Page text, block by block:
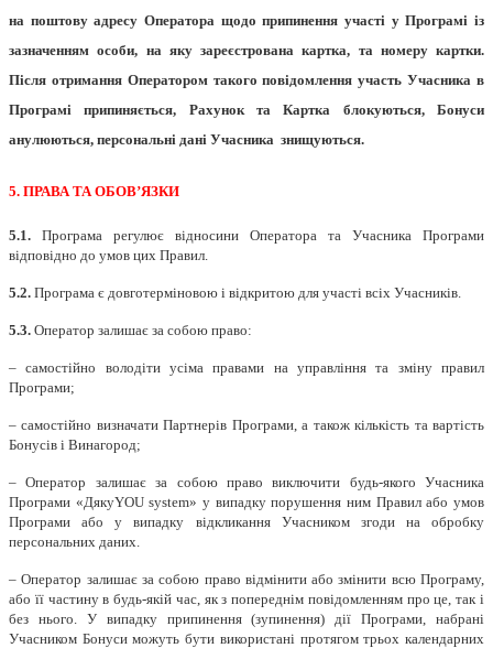
на поштову адресу Оператора щодо припинення участі у Програмі із
зазначенням особи, на яку зареєстрована картка, та номеру картки.
Після отримання Оператором такого повідомлення участь Учасника в
Програмі припиняється, Рахунок та Картка блокуються, Бонуси
анулюються, персональні дані Учасника знищуються.
5. ПРАВА ТА ОБОВ’ЯЗКИ
5.1. Програма регулює відносини Оператора та Учасника Програми
відповідно до умов цих Правил.
5.2. Програма є довготерміновою і відкритою для участі всіх Учасників.
5.3. Оператор залишає за собою право:
– самостійно володіти усіма правами на управління та зміну правил
Програми;
– самостійно визначати Партнерів Програми, а також кількість та вартість
Бонусів і Винагород;
– Оператор залишає за собою право виключити будь-якого Учасника
Програми «ДякуYOU system» у випадку порушення ним Правил або умов
Програми або у випадку відкликання Учасником згоди на обробку
персональних даних.
– Оператор залишає за собою право відмінити або змінити всю Програму,
або її частину в будь-якій час, як з попереднім повідомленням про це, так і
без нього. У випадку припинення (зупинення) дії Програми, набрані
Учасником Бонуси можуть бути використані протягом трьох календарних